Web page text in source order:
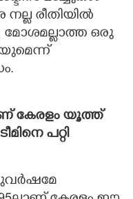
നല്ല രീതിയിൽ
ഒരു
കേരളം യൂത്ത്
പറ്റി